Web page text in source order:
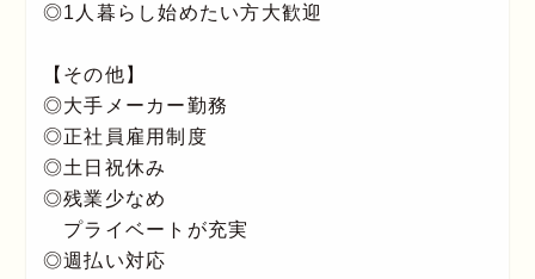
◎1人暮らし始めたい方大歓迎
【その他】
◎大手メーカー勤務
◎正社員雇用制度
◎土日祝休み
◎残業少なめ
プライベートが充実
◎週払い対応